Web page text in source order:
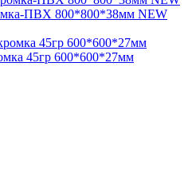
ПВХ 800*800*38мм NEW
45гр 600*600*27мм